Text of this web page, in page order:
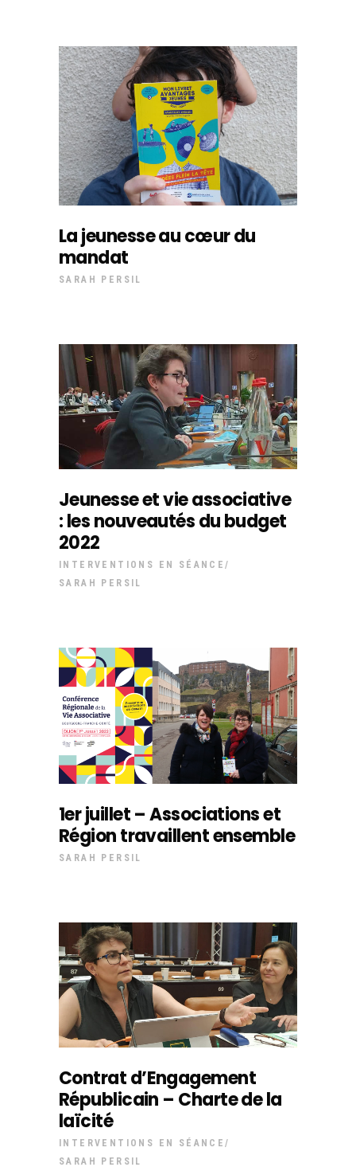
La jeunesse au cœur du
mandat
SARAH PERSIL
Jeunesse et vie associative
: les nouveautés du budget
2022
INTERVENTIONS EN SÉANCE
SARAH PERSIL
1er juillet – Associations et
Région travaillent ensemble
SARAH PERSIL
Contrat d’Engagement
Républicain – Charte de la
laïcité
INTERVENTIONS EN SÉANCE
SARAH PERSIL